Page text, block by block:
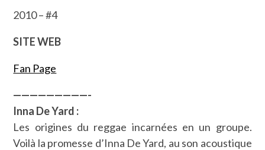
2010 – #4
SITE WEB
Fan Page
—————————-
Inna De Yard :
Les origines du reggae incarnées en un groupe.
Voilà la promesse d’Inna De Yard, au son acoustique